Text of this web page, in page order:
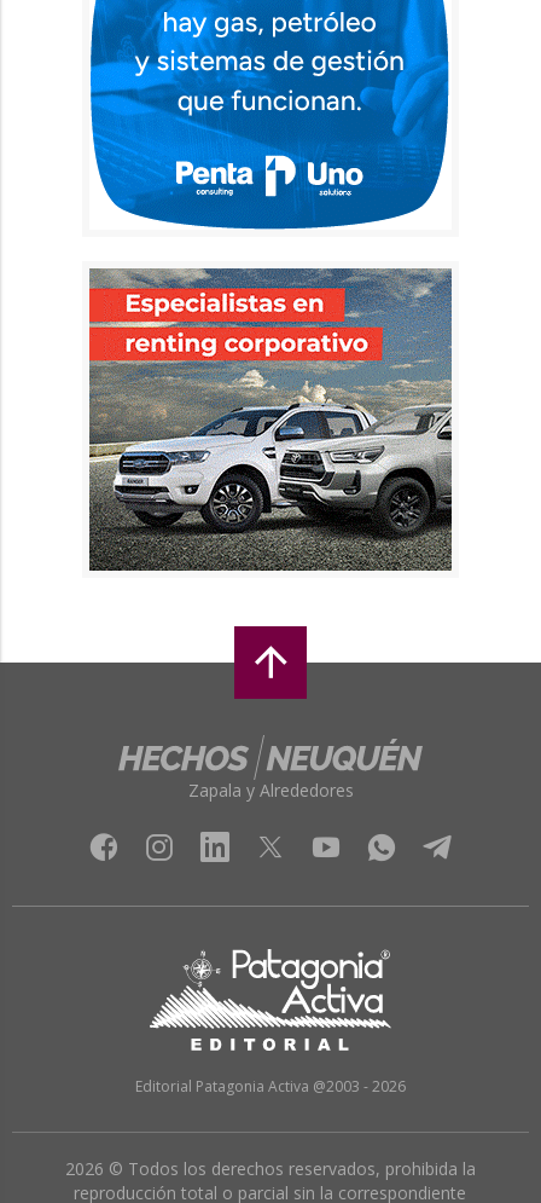
Zapala y Alrededores
Editorial Patagonia Activa @2003 - 2026
2026 © Todos los derechos reservados, prohibida la
reproducción total o parcial sin la correspondiente